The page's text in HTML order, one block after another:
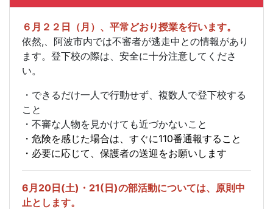
６月２２日（月）、平常どおり授業を行います。
依然,、阿波市内では不審者が逃走中との情報があり
ます。登下校の際は、安全に十分注意してくださ
い。
・できるだけ一人で行動せず、複数人で登下校する
こと
・不審な人物を見かけても近づかないこと
・危険を感じた場合は、すぐに110番通報すること
・必要に応じて、保護者の送迎をお願いします
6月20日(土)・21(日)の部活動については、 原則中
止とします。